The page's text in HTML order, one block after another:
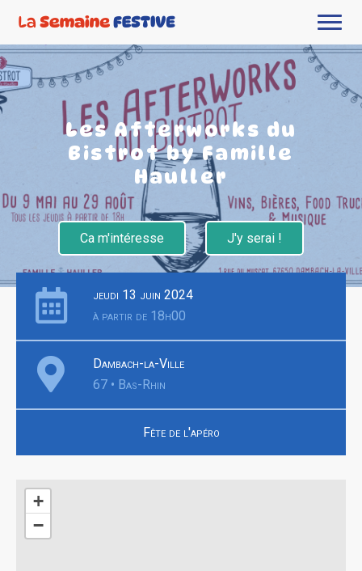
Les Afterworks du
Bistrot by Famille
Hauller
Ca m'intéresse J'y serai !
jeudi 13 juin 2024
à partir de 18h00
Dambach-la-Ville
67 • Bas-Rhin
Fête de l'apéro
+
−